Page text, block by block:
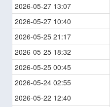
2026-05-27 13:07
2026-05-27 10:40
2026-05-25 21:17
2026-05-25 18:32
2026-05-25 00:45
2026-05-24 02:55
2026-05-22 12:40